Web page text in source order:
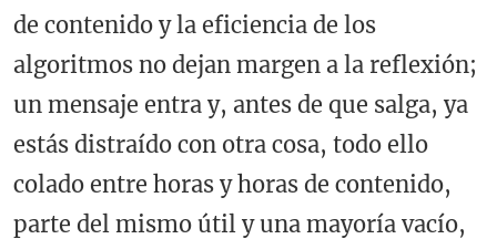
de contenido y la eficiencia de los
algoritmos no dejan margen a la reflexión;
un mensaje entra y, antes de que salga, ya
estás distraído con otra cosa, todo ello
colado entre horas y horas de contenido,
parte del mismo útil y una mayoría vacío,